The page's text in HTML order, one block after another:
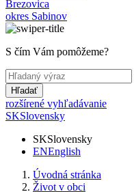
Brezovica
okres Sabinov
S čím Vám pomôžeme?
Hľadať
rozšírené vyhľadávanie
SKSlovensky
SKSlovensky
ENEnglish
Úvodná stránka
Život v obci